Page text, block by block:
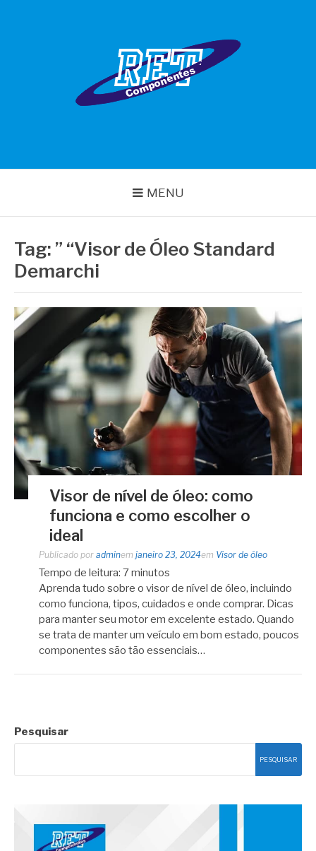
MENU
Tag: ” “Visor de Óleo Standard
Demarchi
Visor de nível de óleo: como
funciona e como escolher o
ideal
Publicado por adminem janeiro 23, 2024em Visor de óleo
Tempo de leitura: 7minutos
Aprenda tudo sobre o visor de nível de óleo, incluindo
como funciona, tipos, cuidados e onde comprar. Dicas
para manter seu motor em excelente estado. Quando
se trata de manter um veículo em bom estado, poucos
componentes são tão essenciais…
Pesquisar
PESQUISAR